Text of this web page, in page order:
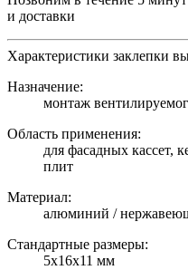
и доставки
Характеристики заклепки
Назначение:
монтаж
Область применения:
для фасадных кассет,
плит
Материал:
алюминий /
Стандартные размеры:
5х16х11 мм